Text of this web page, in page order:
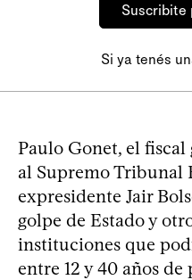
Suscribite
Si ya tenés
Paulo Gonet, el
al Supremo Tribunal
expresidente Jair
golpe de Estado y
instituciones que
entre 12 y 40 años de